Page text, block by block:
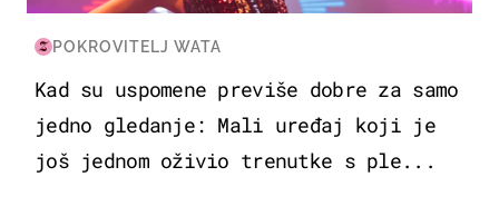
POKROVITELJ WATA
Kad su uspomene previše dobre za samo
jedno gledanje: Mali uređaj koji je
još jednom oživio trenutke s ple...